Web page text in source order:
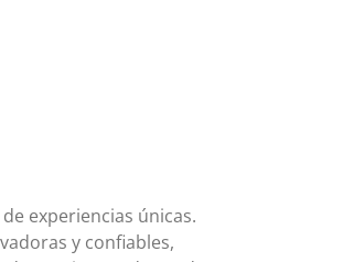
experiencias únicas.
y confiables,